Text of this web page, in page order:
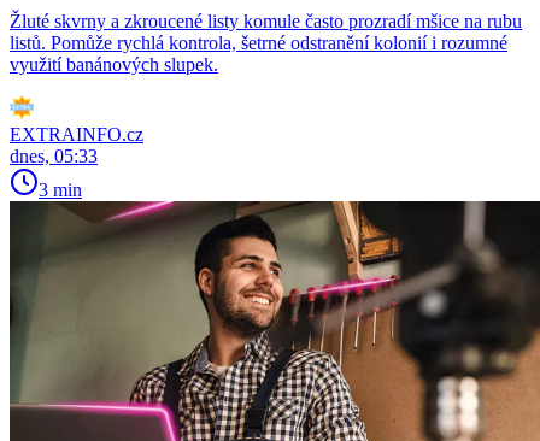
Žluté skvrny a zkroucené listy komule často prozradí mšice na rubu
listů. Pomůže rychlá kontrola, šetrné odstranění kolonií i rozumné
využití banánových slupek.
EXTRAINFO.cz
dnes, 05:33
3 min